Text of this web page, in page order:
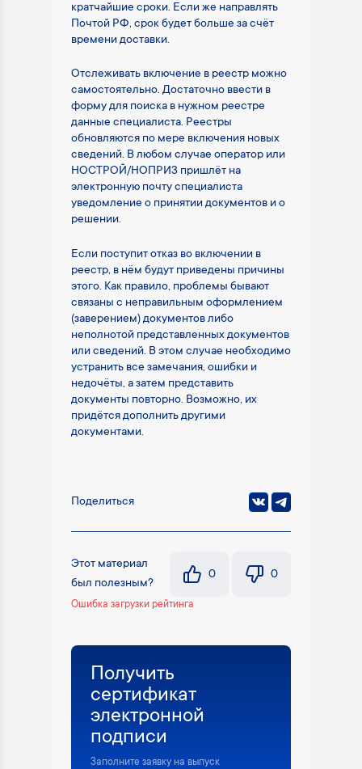
кратчайшие сроки. Если же направлять
Почтой РФ, срок будет больше за счёт
времени доставки.
Отслеживать включение в реестр можно
самостоятельно. Достаточно ввести в
форму для поиска в нужном реестре
данные специалиста. Реестры
обновляются по мере включения новых
сведений. В любом случае оператор или
НОСТРОЙ/НОПРИЗ пришлёт на
электронную почту специалиста
уведомление о принятии документов и о
решении.
Если поступит отказ во включении в
реестр, в нём будут приведены причины
этого. Как правило, проблемы бывают
связаны с неправильным оформлением
(заверением) документов либо
неполнотой представленных документов
или сведений. В этом случае необходимо
устранить все замечания, ошибки и
недочёты, а затем представить
документы повторно. Возможно, их
придётся дополнить другими
документами.
Поделиться
Этот материал
был полезным?
0 0
Ошибка загрузки рейтинга
Получить
сертификат
электронной
подписи
Заполните заявку на выпуск